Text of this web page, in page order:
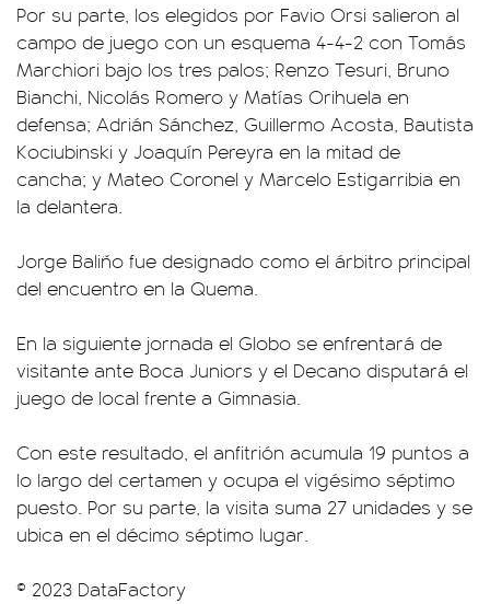
Por su parte, los elegidos por Favio Orsi salieron al
campo de juego con un esquema 4-4-2 con Tomás
Marchiori bajo los tres palos; Renzo Tesuri, Bruno
Bianchi, Nicolás Romero y Matías Orihuela en
defensa; Adrián Sánchez, Guillermo Acosta, Bautista
Kociubinski y Joaquín Pereyra en la mitad de
cancha; y Mateo Coronel y Marcelo Estigarribia en
la delantera.
Jorge Baliño fue designado como el árbitro principal
del encuentro en la Quema.
En la siguiente jornada el Globo se enfrentará de
visitante ante Boca Juniors y el Decano disputará el
juego de local frente a Gimnasia.
Con este resultado, el anfitrión acumula 19 puntos a
lo largo del certamen y ocupa el vigésimo séptimo
puesto. Por su parte, la visita suma 27 unidades y se
ubica en el décimo séptimo lugar.
© 2023 DataFactory